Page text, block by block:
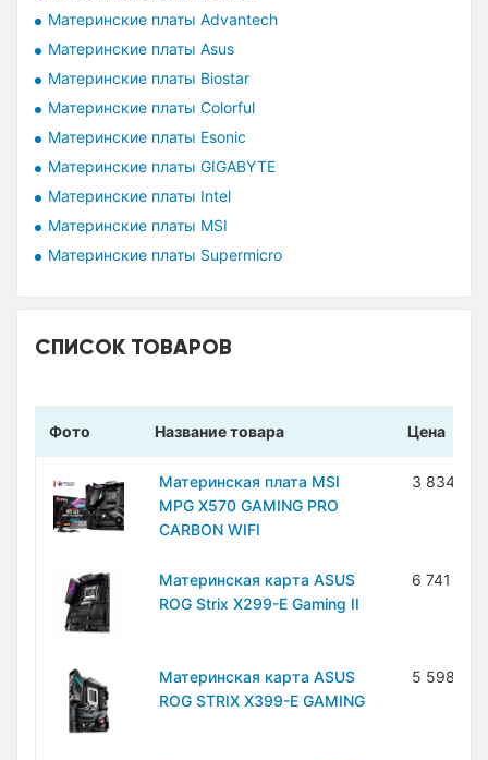
Материнские платы Advantech
Материнские платы Asus
Материнские платы Biostar
Материнские платы Colorful
Материнские платы Esonic
Материнские платы GIGABYTE
Материнские платы Intel
Материнские платы MSI
Материнские платы Supermicro
СПИСОК ТОВАРОВ
Фото Название товара Цена
Материнская плата MSI
MPG X570 GAMING PRO
CARBON WIFI
3 834
Материнская карта ASUS
ROG Strix X299-E Gaming II
6 741
Материнская карта ASUS
ROG STRIX X399-E GAMING
5 598